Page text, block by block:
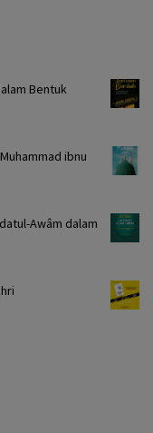
Bentuk
ibnu
Awâm dalam